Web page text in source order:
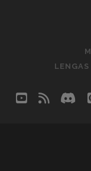
youtube
rss